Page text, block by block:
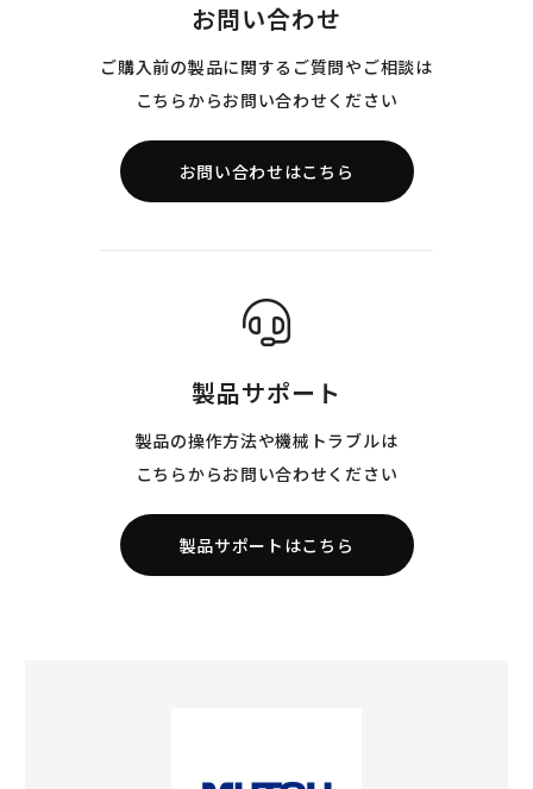
お問い合わせ
ご購入前の製品に関するご質問やご相談は
こちらからお問い合わせください
お問い合わせはこちら
製品サポート
製品の操作方法や機械トラブルは
こちらからお問い合わせください
製品サポートはこちら